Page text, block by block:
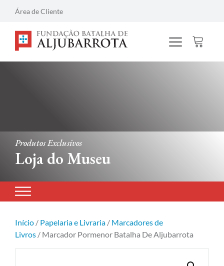
Área de Cliente
Produtos Exclusivos
Loja do Museu
Início / Papelaria e Livraria / Marcadores de
Livros / Marcador Pormenor Batalha De Aljubarrota